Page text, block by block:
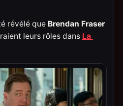
révélé que Brendan Fraser
leurs rôles dans La